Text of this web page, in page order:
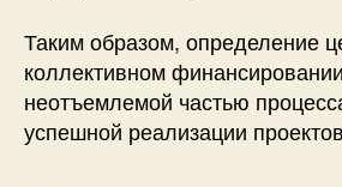
Таким образом, определение
коллективном
неотъемлемой частью
успешной реализации